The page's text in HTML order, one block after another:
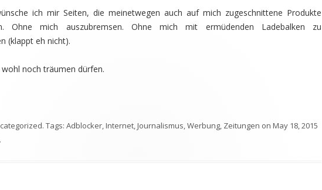
ich mir Seiten, die meinetwegen auch auf mich zugeschnittene Produkte
Ohne mich auszubremsen. Ohne mich mit ermüdenden Ladebalken zu
(klappt eh nicht).
noch träumen dürfen.
. Tags: Adblocker,Internet,Journalismus,Werbung, Zeitungen on May 18, 2015
.